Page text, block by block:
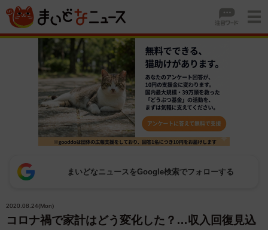
まいどなニュースをGoogle検索でフォローする
2020.08.24(Mon)
コロナ禍で家計はどう変化した？…収入回復見込